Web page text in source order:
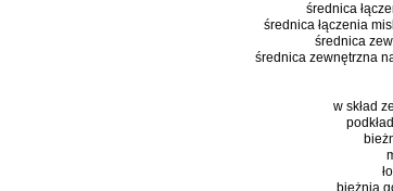
średnica
średnica łączenia
średnica
średnica zewnętrzna
w skład
bieżnia